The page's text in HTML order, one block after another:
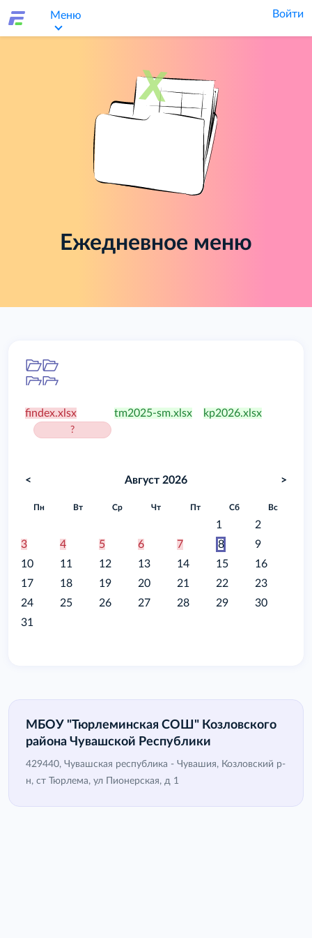
Меню Войти
Ежедневное меню
findex.xlsx
?
tm2025-sm.xlsx kp2026.xlsx
< Август 2026 >
Пн Вт Ср Чт Пт Сб Вс
1
2
3
4 5 6 7 8
9
10
11 12 13 14 15
16
17
18 19 20 21 22
23
24
25 26 27 28 29
30
31
МБОУ "Тюрлеминская СОШ" Козловского
района Чувашской Республики
429440, Чувашская республика - Чувашия, Козловский р-
н, ст Тюрлема, ул Пионерская, д 1